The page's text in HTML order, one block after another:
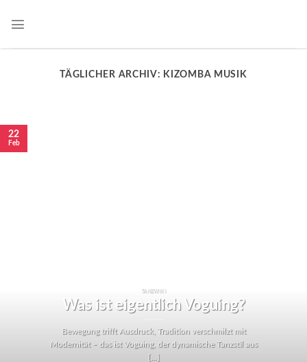
TÄGLICHER ARCHIV: KIZOMBA MUSIK
TANZWIKI
Was ist eigentlich Voguing?
Bewegung trifft Ausdruck, Tradition verschmilzt mit
Modernität – das ist Voguing, der dynamische Tanzstil aus
[...]
22
Feb